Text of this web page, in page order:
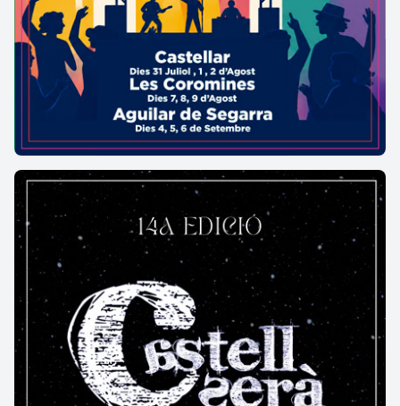
decoració d’arquets cecs i bandes llombardes. La
teulada és a dues vessants, amb decoració de caps
de teula al llarg de les cornises laterals sota la
coberta. El parament dels seus murs és de pedres
mal tallades i reble; i solament les pedres
cantoneres són carreus treballats. A la façana oest
hi ha laporta d'entrada d'arc de mig punt fet amb
grans dovelles,i per sobre hi ha una petita
obertura que a la part exterior és rodona i a
l'interior un quadrat amb una reixa.
A l'exterior, i adossada a la façana principal, hi ha
r estes d'una portaladaque sembla indicar l'accés
d'una antiga entrada a un recinte
tancat,possiblement l'antic cementiri